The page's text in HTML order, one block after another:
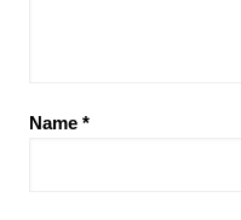
Name *